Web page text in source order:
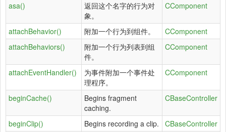
asa()
返回这个名字的行为对
象。
CComponent
attachBehavior() 附加一个行为到组件。
CComponent
attachBehaviors()
附加一个行为列表到组
件。
CComponent
attachEventHandler()
为事件附加一个事件处
理程序。
CComponent
beginCache()
Begins fragment
caching.
CBaseController
beginClip() Begins recording a clip.
CBaseController